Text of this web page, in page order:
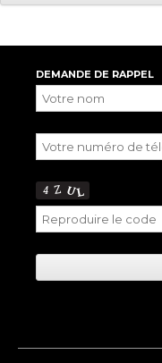
DEMANDE DE RAPPEL